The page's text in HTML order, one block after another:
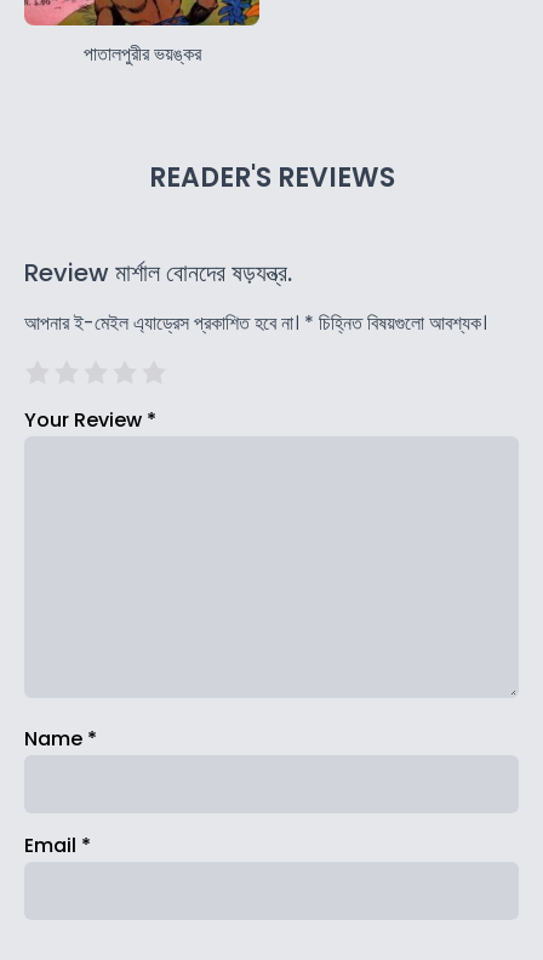
পাতালপুরীর ভয়ঙ্কর
READER'S REVIEWS
Review মার্শাল বোনদের ষড়যন্ত্র.
আপনার ই-মেইল এ্যাড্রেস প্রকাশিত হবে না। * চিহ্নিত বিষয়গুলো আবশ্যক।
Your Review *
Name *
Email *